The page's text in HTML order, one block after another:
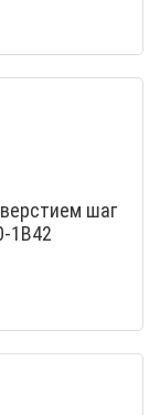
шаг
1B42